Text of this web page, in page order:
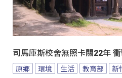
司馬庫斯校舍無照卡關22年
原鄉 環境 生活 教育部 新